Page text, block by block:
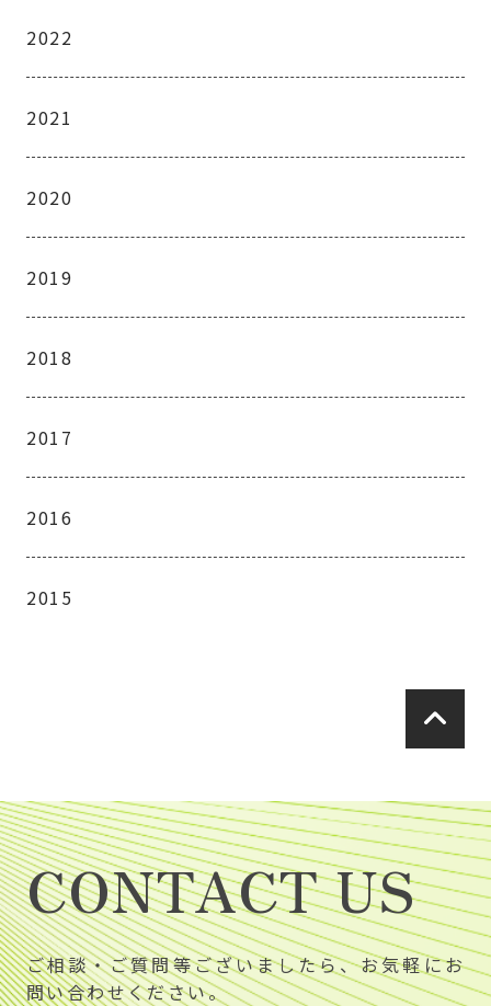
2022
2021
2020
2019
2018
2017
2016
2015
CONTACT US
ご相談・ご質問等ございましたら、お気軽にお
問い合わせください。